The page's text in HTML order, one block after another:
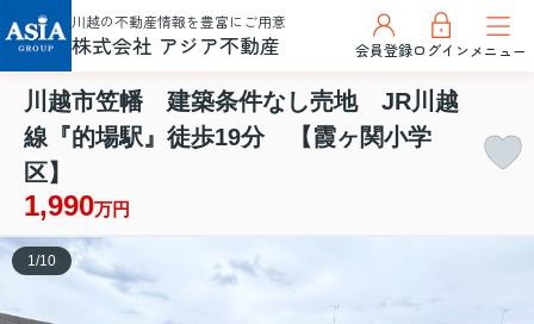
川越の不動産情報を豊富にご用意
株式会社 アジア不動産 会員登録ログインメニュー
川越市笠幡 建築条件なし売地 JR川越
線『的場駅』徒歩19分 【霞ヶ関小学
区】
1,990万円
1 /10